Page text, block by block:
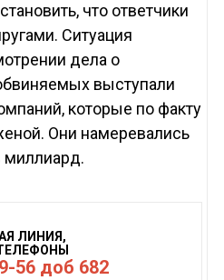
что ответчики
Ситуация
дела о
выступали
которые по факту
Они намеревались
миллиард.
ЛИНИЯ,
56 доб 682